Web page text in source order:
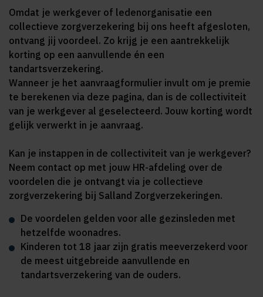
Omdat je werkgever of ledenorganisatie een
collectieve zorgverzekering bij ons heeft afgesloten,
ontvang jij voordeel. Zo krijg je een aantrekkelijk
korting op een aanvullende én een
tandartsverzekering.
Wanneer je het aanvraagformulier invult om je premie
te berekenen via deze pagina, dan is de collectiviteit
van je werkgever al geselecteerd. Jouw korting wordt
gelijk verwerkt in je aanvraag.
Kan je instappen in de collectiviteit van je werkgever?
Neem contact op met jouw HR-afdeling over de
voordelen die je ontvangt via je collectieve
zorgverzekering bij Salland Zorgverzekeringen.
De voordelen gelden voor alle gezinsleden met
hetzelfde woonadres.
Kinderen tot 18 jaar zijn gratis meeverzekerd voor
de meest uitgebreide aanvullende en
tandartsverzekering van de ouders.